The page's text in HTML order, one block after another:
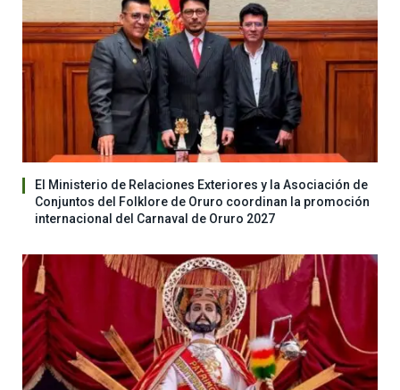
El Ministerio de Relaciones Exteriores y la Asociación de
Conjuntos del Folklore de Oruro coordinan la promoción
internacional del Carnaval de Oruro 2027